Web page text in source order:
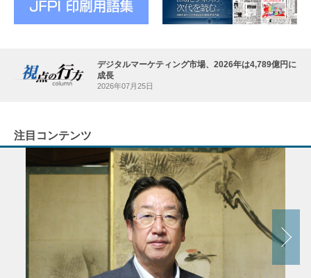
デジタルマーケティング市場、2026年は4,789億円に
成長
2026年07月25日
注目コンテンツ